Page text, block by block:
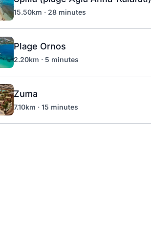
15.50km · 28 minutes
Plage Ornos
2.20km · 5 minutes
Zuma
7.10km · 15 minutes